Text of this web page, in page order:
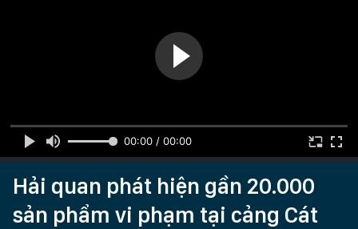
00:00 / 00:00
Hải quan phát hiện gần 20.000
sản phẩm vi phạm tại cảng Cát